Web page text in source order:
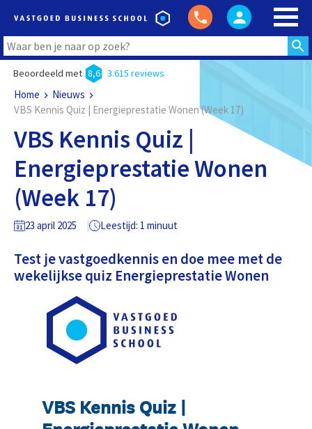
Beoordeeld met 8,6 3.615 reviews
Home
Nieuws
VBS Kennis Quiz | Energieprestatie Wonen (Week 17)
VBS Kennis Quiz |
Energieprestatie Wonen
(Week 17)
23 april 2025 Leestijd: 1 minuut
Test je vastgoedkennis en doe mee met de
wekelijkse quiz Energieprestatie Wonen